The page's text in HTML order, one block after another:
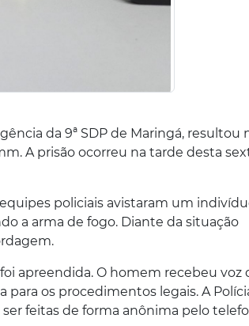
da 9ª SDP de Maringá, resultou
A prisão ocorreu na tarde desta
policiais avistaram um
a arma de fogo. Diante da situação
apreendida. O homem recebeu voz
os procedimentos legais. A
feitas de forma anônima pelo